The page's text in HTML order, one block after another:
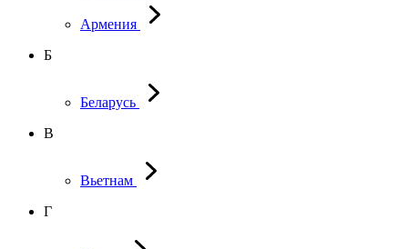
Армения
Б
Беларусь
В
Вьетнам
Г